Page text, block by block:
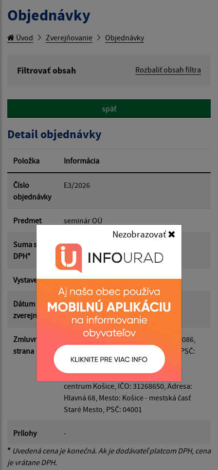
Nezobrazovať
Objednávky
Úvod Zverejňovanie Objednávky
Filtrovať obsah
Rozbaliť obsah filtra
Hľadať v:
Dátum od:
Dátum do:
Suma od:
Suma do:
späť
Detail objednávky
Položka Informácia
Číslo
objednávky
E3/2026
Predmet seminár OÚ
Suma s
DPH*
29.00 €
Vystavená 11.02.2026
Dátum
zverejnenia
11.02.2026
Zmluvná
strana
Odberateľ: Obec Čižatice, IČO: 00324086,
Adresa: Čižatice 65, Mesto: Čižatice, PSČ:
04447
Dodávateľ: Regionálne vzdelávacie
centrum Košice, IČO: 31268650, Adresa:
Hlavná 68, Mesto: Košice - mestská časť
Staré Mesto, PSČ: 04001
Prílohy
-
* Uvedená cena je konečná. Ak je dodávateľ platcom DPH, cena
je vrátane DPH.